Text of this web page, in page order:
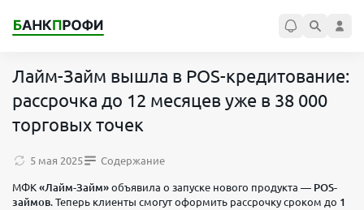
Лайм-Займ вышла в POS-кредитование:
рассрочка до 12 месяцев уже в 38 000
торговых точек
5 мая 2025 Содержание
МФК «Лайм-Займ» объявила о запуске нового продукта — POS-
займов. Теперь клиенты смогут оформить рассрочку сроком до 1